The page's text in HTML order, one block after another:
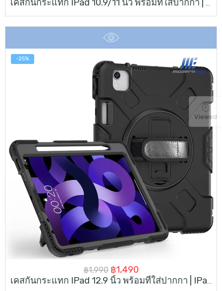
price
฿1,690.
price
เคสกันกระแทก IPad 10.9/11 นิ้ว พร้อมที่ใส่ปากกา | IPad 10.9/11-Inch Case With Hand Strap & Kick-Stand
-25%
฿1,990 Original
price
฿1,490Current
price
เคสกันกระแทก IPad 12.9 นิ้ว พร้อมที่ใส่ปากกา | IPad 12.9 Ince Case Military Grade Rugged With Hand Strap & Kick-Stand
Viewed